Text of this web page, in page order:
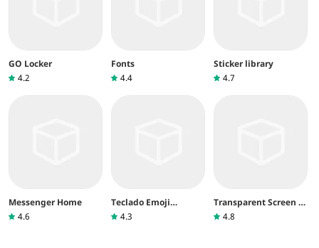
GO Locker
4.2
Fonts
4.4
Sticker library
4.7
Messenger Home
4.6
Teclado Emoji
Facemoji & Fonts
4.3
Transparent Screen &
Live Wallpaper
4.8